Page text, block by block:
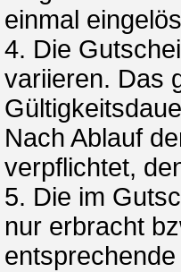
einmal
4. Die
variieren. Das
Nach Ablauf
verpflichtet,
5. Die im
nur erbracht